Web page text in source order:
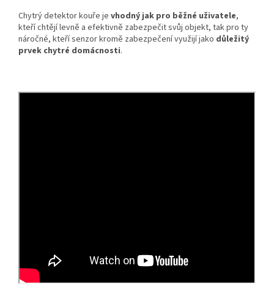
Chytrý detektor kouře je vhodný jak pro běžné uživatele,
kteří chtějí levně a efektivně zabezpečit svůj objekt, tak pro ty
náročné, kteří senzor kromě zabezpečení využijí jako důležitý
prvek chytré domácnosti.